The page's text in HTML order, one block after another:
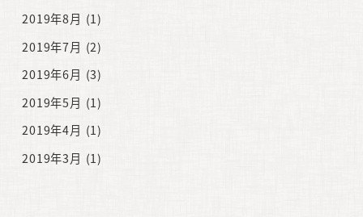
2019年8月 (1)
2019年7月 (2)
2019年6月 (3)
2019年5月 (1)
2019年4月 (1)
2019年3月 (1)